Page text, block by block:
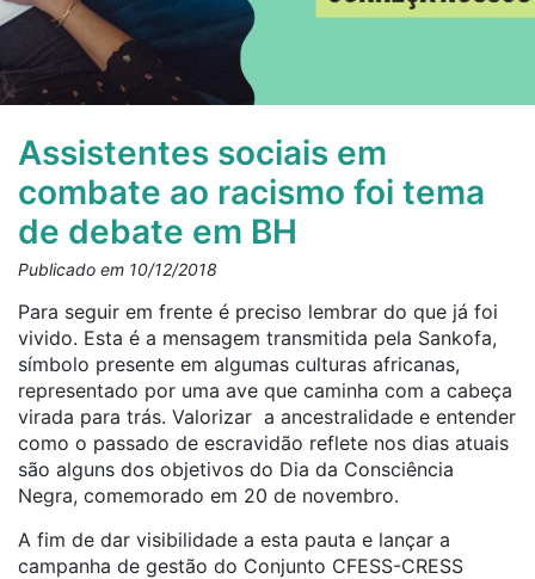
Assistentes sociais em
combate ao racismo foi tema
de debate em BH
Publicado em 10/12/2018
Para seguir em frente é preciso lembrar do que já foi
vivido. Esta é a mensagem transmitida pela Sankofa,
símbolo presente em algumas culturas africanas,
representado por uma ave que caminha com a cabeça
virada para trás. Valorizar a ancestralidade e entender
como o passado de escravidão reflete nos dias atuais
são alguns dos objetivos do Dia da Consciência
Negra, comemorado em 20 de novembro.
A fim de dar visibilidade a esta pauta e lançar a
campanha de gestão do Conjunto CFESS-CRESS